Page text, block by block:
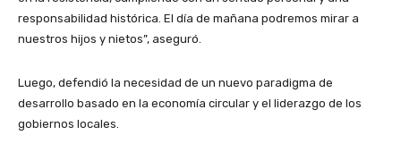
responsabilidad histórica. El día de mañana podremos mirar a
nuestros hijos y nietos”, aseguró.
Luego, defendió la necesidad de un nuevo paradigma de
desarrollo basado en la economía circular y el liderazgo de los
gobiernos locales.